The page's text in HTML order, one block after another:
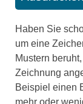
Haben Sie
um eine
Mustern
Zeichnung
Beispiel einen
mehr oder